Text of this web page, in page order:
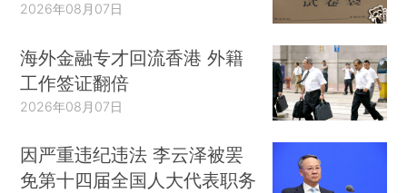
2026年08月07日
海外金融专才回流香港 外籍
工作签证翻倍
2026年08月07日
因严重违纪违法 李云泽被罢
免第十四届全国人大代表职务